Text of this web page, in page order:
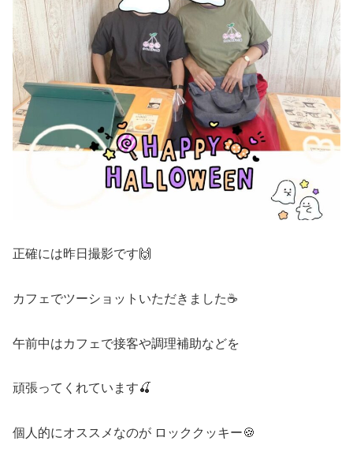
正確には昨日撮影です🙌
カフェでツーショットいただきました☕️
午前中はカフェで接客や調理補助などを
頑張ってくれています🍒
個人的にオススメなのが ロッククッキー🍪